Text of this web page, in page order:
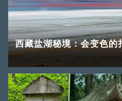
西藏盐湖秘境：会变色的